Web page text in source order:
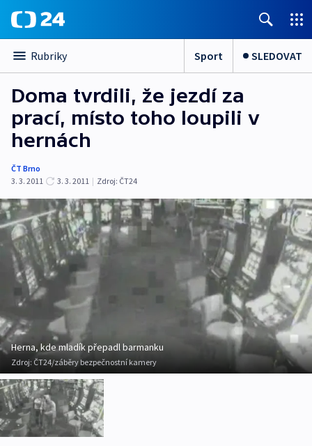
Rubriky Sport SLEDOVAT
Doma tvrdili, že jezdí za
prací, místo toho loupili v
hernách
ČT Brno
3. 3. 2011
3. 3. 2011 | Zdroj: ČT24
Herna, kde mladík přepadl barmanku
Zdroj: ČT24/záběry bezpečnostní kamery